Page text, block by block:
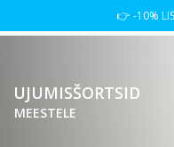
👉 -10%
UJUMISŠORTSID
MEESTELE